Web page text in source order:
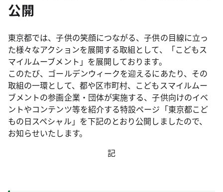
公開
東京都では、子供の笑顔につながる、子供の目線に立っ
た様々なアクションを展開する取組として、「こどもス
マイルムーブメント」を展開しております。
このたび、ゴールデンウィークを迎えるにあたり、その
取組の一環として、都や区市町村、こどもスマイルムー
ブメントの参画企業・団体が実施する、子供向けのイベ
ントやコンテンツ等を紹介する特設ページ「東京都こど
もの日スペシャル」を下記のとおり公開しましたので、
お知らせいたします。
記